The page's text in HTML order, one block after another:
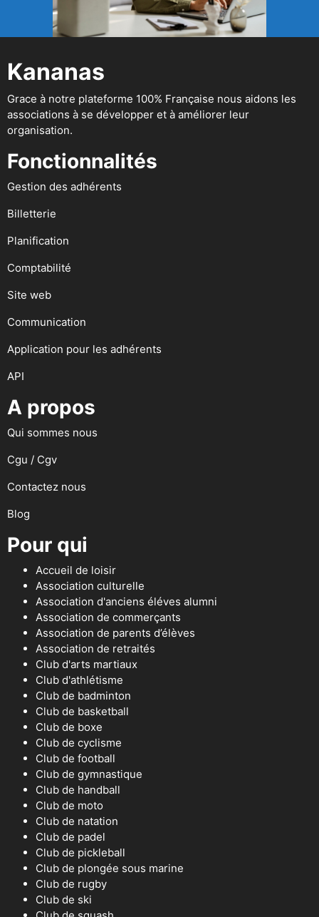
Kananas
Grace à notre plateforme 100% Française nous aidons les
associations à se développer et à améliorer leur
organisation.
Fonctionnalités
Gestion des adhérents
Billetterie
Planification
Comptabilité
Site web
Communication
Application pour les adhérents
API
A propos
Qui sommes nous
Cgu / Cgv
Contactez nous
Blog
Pour qui
Accueil de loisir
Association culturelle
Association d'anciens éléves alumni
Association de commerçants
Association de parents d’élèves
Association de retraités
Club d'arts martiaux
Club d'athlétisme
Club de badminton
Club de basketball
Club de boxe
Club de cyclisme
Club de football
Club de gymnastique
Club de handball
Club de moto
Club de natation
Club de padel
Club de pickleball
Club de plongée sous marine
Club de rugby
Club de ski